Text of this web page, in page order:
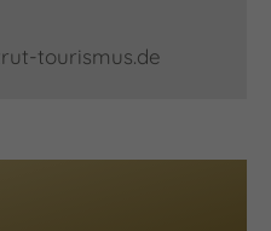
tourismus.de